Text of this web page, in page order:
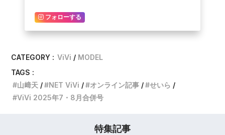
フォローする
CATEGORY : ViVi
MODEL
TAGS :
山﨑天
NET ViVi オンライン記事
せいら
ViVi 2025年7・8月合併号
特集記事